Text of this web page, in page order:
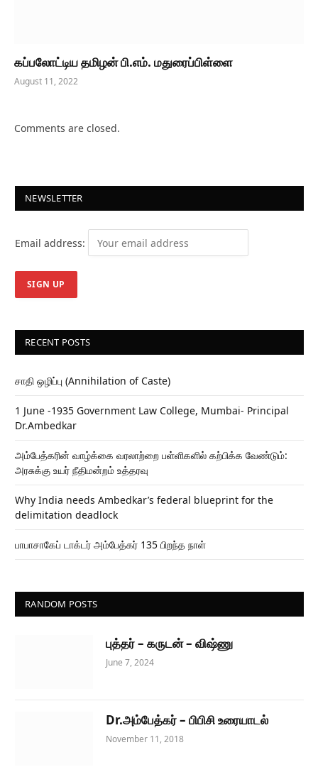
கப்பலோட்டிய தமிழன் பி.எம். மதுரைப்பிள்ளை
August 11, 2022
Comments are closed.
NEWSLETTER
Email address:
RECENT POSTS
சாதி ஒழிப்பு (Annihilation of Caste)
1 June -1935 Government Law College, Mumbai- Principal
Dr.Ambedkar
அம்பேத்கரின் வாழ்க்கை வரலாற்றை பள்ளிகளில் கற்பிக்க வேண்டும்:
அரசுக்கு உயர் நீதிமன்றம் உத்தரவு
Why India needs Ambedkar’s federal blueprint for the
delimitation deadlock
பாபாசாகேப் டாக்டர் அம்பேத்கர் 135 பிறந்த நாள்
RANDOM POSTS
புத்தர் – கருடன் – விஷ்ணு
June 7, 2024
Dr.அம்பேத்கர் – பிபிசி உரையாடல்
November 11, 2018